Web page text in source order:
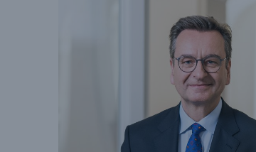
Sachdeckung durch einen
Rückversicherungspartner